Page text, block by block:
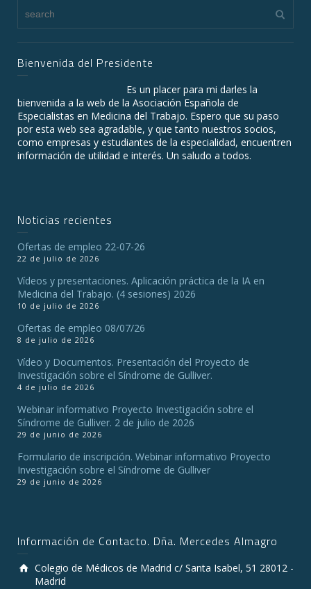
Bienvenida del Presidente
Es un placer para mi darles la
bienvenida a la web de la Asociación Española de
Especialistas en Medicina del Trabajo. Espero que su paso
por esta web sea agradable, y que tanto nuestros socios,
como empresas y estudiantes de la especialidad, encuentren
información de utilidad e interés. Un saludo a todos.
Noticias recientes
Ofertas de empleo 22-07-26
22 de julio de 2026
Vídeos y presentaciones. Aplicación práctica de la IA en
Medicina del Trabajo. (4 sesiones) 2026
10 de julio de 2026
Ofertas de empleo 08/07/26
8 de julio de 2026
Vídeo y Documentos. Presentación del Proyecto de
Investigación sobre el Síndrome de Gulliver.
4 de julio de 2026
Webinar informativo Proyecto Investigación sobre el
Síndrome de Gulliver. 2 de julio de 2026
29 de junio de 2026
Formulario de inscripción. Webinar informativo Proyecto
Investigación sobre el Síndrome de Gulliver
29 de junio de 2026
Información de Contacto. Dña. Mercedes Almagro
Colegio de Médicos de Madrid c/ Santa Isabel, 51 28012 -
Madrid